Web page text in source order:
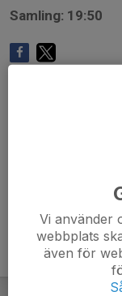
Samling: 19:50
Vi använder
webbplats
även för